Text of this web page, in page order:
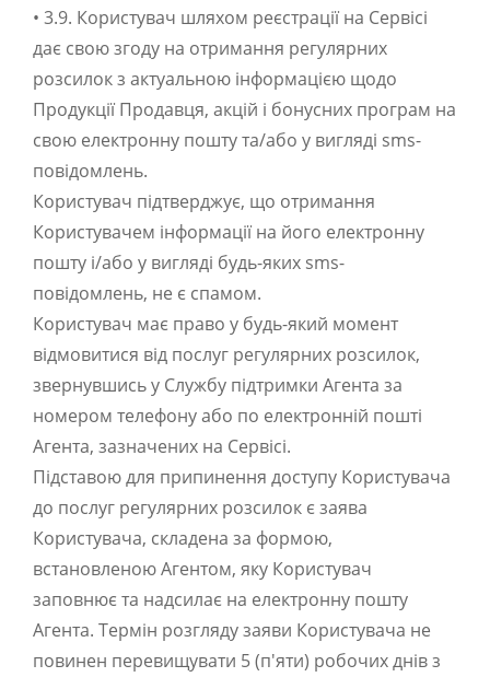
• 3.9. Користувач шляхом реєстрації на Сервісі
дає свою згоду на отримання регулярних
розсилок з актуальною інформацією щодо
Продукції Продавця, акцій і бонусних програм на
свою електронну пошту та/або у вигляді sms-
повідомлень.
Користувач підтверджує, що отримання
Користувачем інформації на його електронну
пошту і/або у вигляді будь-яких sms-
повідомлень, не є спамом.
Користувач має право у будь-який момент
відмовитися від послуг регулярних розсилок,
звернувшись у Службу підтримки Агента за
номером телефону або по електронній пошті
Агента, зазначених на Сервісі.
Підставою для припинення доступу Користувача
до послуг регулярних розсилок є заява
Користувача, складена за формою,
встановленою Агентом, яку Користувач
заповнює та надсилає на електронну пошту
Агента. Термін розгляду заяви Користувача не
повинен перевищувати 5 (п'яти) робочих днів з